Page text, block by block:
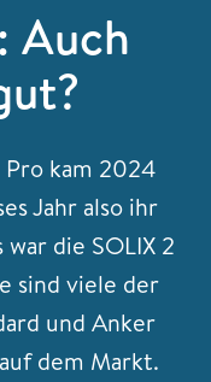
Auch
Pro kam 2024
Jahr also ihr
die SOLIX 2
sind viele der
und Anker
dem Markt.